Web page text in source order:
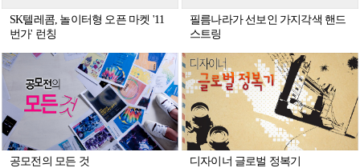
SK텔레콤, 놀이터형 오픈 마켓 '11
번가' 런칭
필름나라가 선보인 가지각색 핸드
스트링
공모전의 모든 것 디자이너 글로벌 정복기